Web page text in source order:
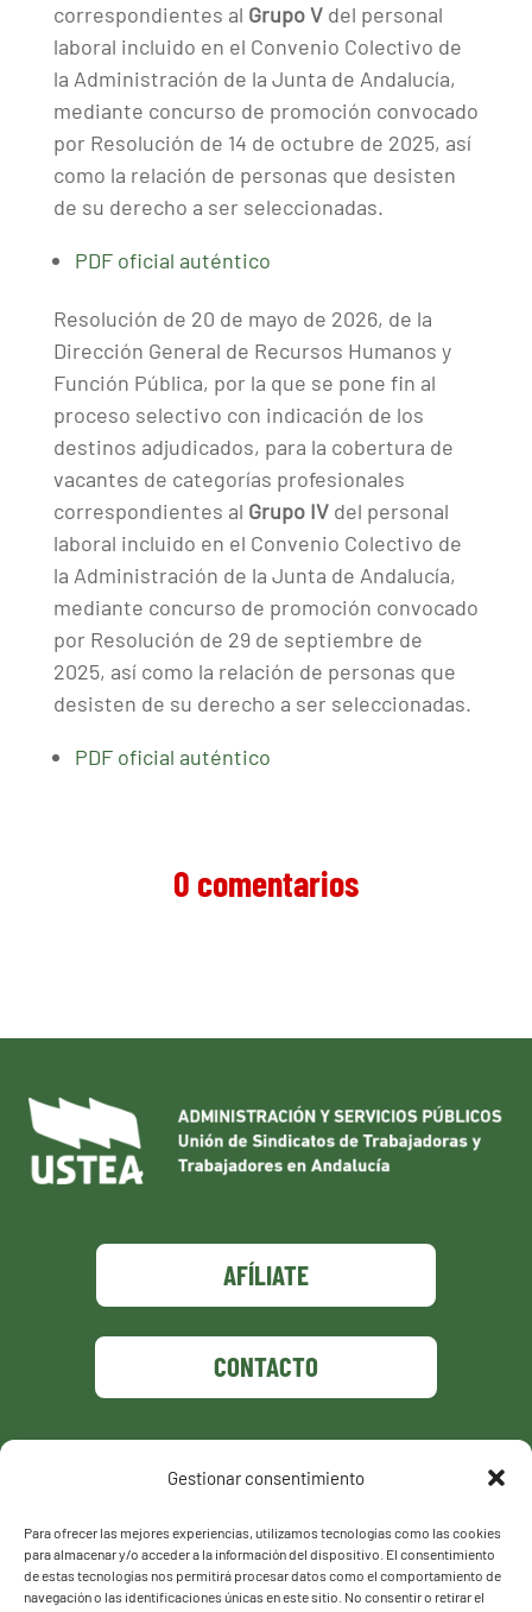
Gestionar consentimiento
Para ofrecer las mejores experiencias, utilizamos tecnologías como las cookies
para almacenar y/o acceder a la información del dispositivo. El consentimiento
de estas tecnologías nos permitirá procesar datos como el comportamiento de
navegación o las identificaciones únicas en este sitio. No consentir o retirar el
correspondientes al Grupo Vdel personal
laboral incluido en el Convenio Colectivo de
la Administración de la Junta de Andalucía,
mediante concurso de promoción convocado
por Resolución de 14 de octubre de 2025, así
como la relación de personas que desisten
de su derecho a ser seleccionadas.
PDF oficial auténtico
Resolución de 20 de mayo de 2026, de la
Dirección General de Recursos Humanos y
Función Pública, por la que se pone fin al
proceso selectivo con indicación de los
destinos adjudicados, para la cobertura de
vacantes de categorías profesionales
correspondientes al Grupo IV del personal
laboral incluido en el Convenio Colectivo de
la Administración de la Junta de Andalucía,
mediante concurso de promoción convocado
por Resolución de 29 de septiembre de
2025, así como la relación de personas que
desisten de su derecho a ser seleccionadas.
PDF oficial auténtico
0 comentarios
AFÍLIATE
CONTACTO